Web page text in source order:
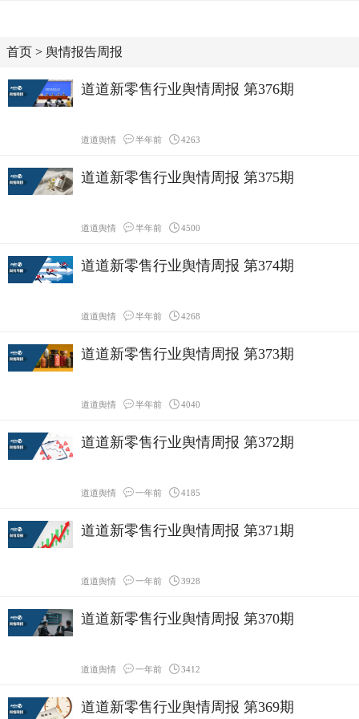
首页 > 舆情报告周报
道道新零售行业舆情周报 第376期
道道舆情 半年前 4263
道道新零售行业舆情周报 第375期
道道舆情 半年前 4500
道道新零售行业舆情周报 第374期
道道舆情 半年前 4268
道道新零售行业舆情周报 第373期
道道舆情 半年前 4040
道道新零售行业舆情周报 第372期
道道舆情 一年前 4185
道道新零售行业舆情周报 第371期
道道舆情 一年前 3928
道道新零售行业舆情周报 第370期
道道舆情 一年前 3412
道道新零售行业舆情周报 第369期